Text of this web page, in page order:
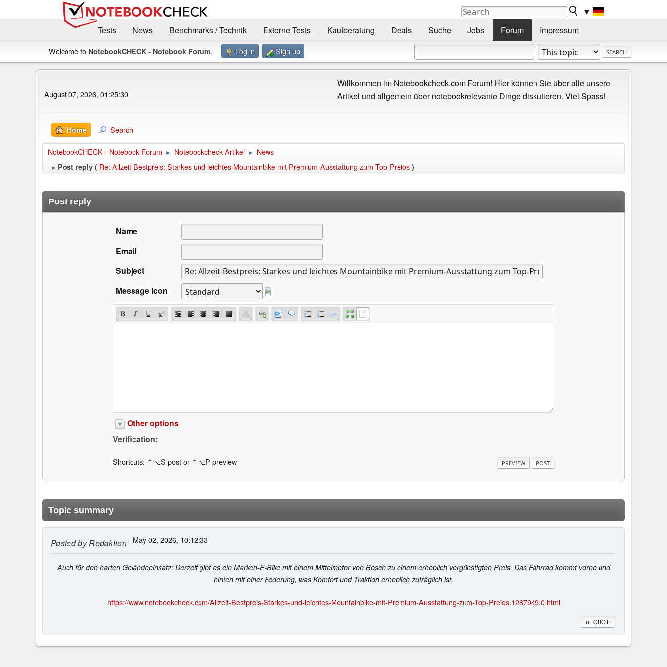
▼
Tests
News Benchmarks / Technik Externe Tests Kaufberatung Deals Suche Jobs Forum Impressum
Welcome to NotebookCHECK - Notebook Forum. Log in Sign up
August 07, 2026, 01:25:30
Willkommen im Notebookcheck.com Forum! Hier können Sie über alle unsere
Artikel und allgemein über notebookrelevante Dinge diskutieren. Viel Spass!
Home Search
NotebookCHECK - Notebook Forum ► Notebookcheck Artikel ► News
► Post reply ( Re: Allzeit-Bestpreis: Starkes und leichtes Mountainbike mit Premium-Ausstattung zum Top-Preios )
Post reply
Name
Email
Subject
Message icon
Other options
Verification:
Shortcuts: ⌃⌥S post or ⌃⌥P preview
Topic summary
Posted byRedaktion- May 02, 2026, 10:12:33
Auch für den harten Geländeeinsatz: Derzeit gibt es ein Marken-E-Bike mit einem Mittelmotor von Bosch zu einem erheblich vergünstigten Preis. Das Fahrrad kommt vorne und
hinten mit einer Federung, was Komfort und Traktion erheblich zuträglich ist.
https://www.notebookcheck.com/Allzeit-Bestpreis-Starkes-und-leichtes-Mountainbike-mit-Premium-Ausstattung-zum-Top-Preios.1287949.0.html
QUOTE